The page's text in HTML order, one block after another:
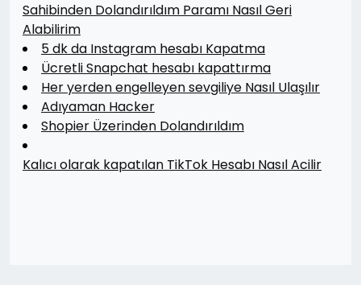
Sahibinden Dolandırıldım Paramı Nasıl Geri
Alabilirim
5 dk da Instagram hesabı Kapatma
Ücretli Snapchat hesabı kapattırma
Her yerden engelleyen sevgiliye Nasıl Ulaşılır
Adıyaman Hacker
Shopier Üzerinden Dolandırıldım
Kalıcı olarak kapatılan TikTok Hesabı Nasıl Acilir